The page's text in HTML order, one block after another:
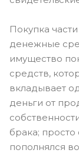
Покупка
денежные
имущество
средств,
вкладывает
деньги от
брака; просто
пополнялся